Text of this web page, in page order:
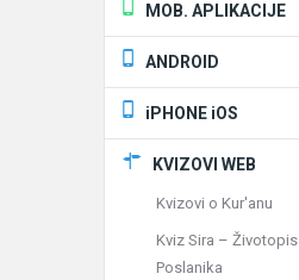
MOB. APLIKACIJE
ANDROID
iPHONE iOS
KVIZOVI WEB
Kvizovi o Kur'anu
Kviz Sira – Životopis
Poslanika